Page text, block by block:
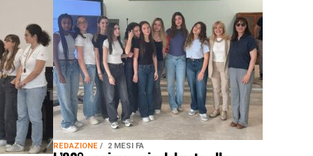
REDAZIONE 2 MESI FA